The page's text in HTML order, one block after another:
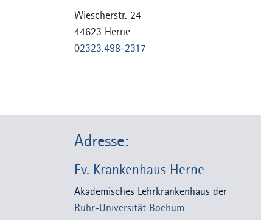
Wiescherstr. 24
44623 Herne
02323.498-2317
Adresse:
Ev. Krankenhaus Herne
Akademisches Lehrkrankenhaus der
Ruhr-Universität Bochum